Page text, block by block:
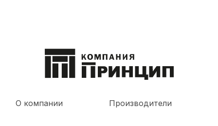
О компании Производители